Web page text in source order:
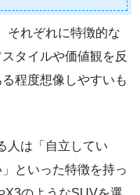
それぞれに特徴的な
タイルや価値観を反
程度想像しやすいも
人は「自立してい
といった特徴を持っ